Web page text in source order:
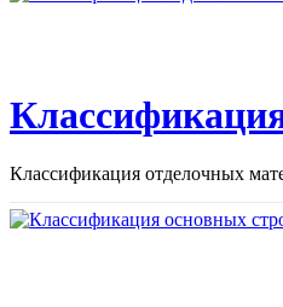
Классификация отделочных